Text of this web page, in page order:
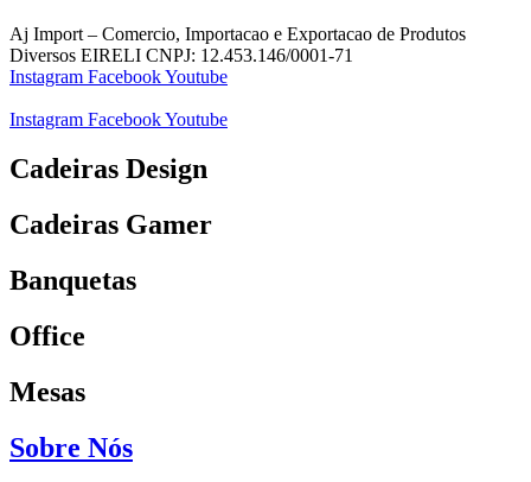
Aj Import – Comercio, Importacao e Exportacao de Produtos
Diversos EIRELI CNPJ: 12.453.146/0001-71
Instagram FacebookYoutube
Instagram FacebookYoutube
Cadeiras Design
Cadeiras Gamer
Banquetas
Office
Mesas
Sobre Nós